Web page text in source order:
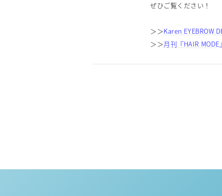
ぜひご覧ください！
＞＞Karen EYEBROW
＞＞月刊『HAIR MODE』